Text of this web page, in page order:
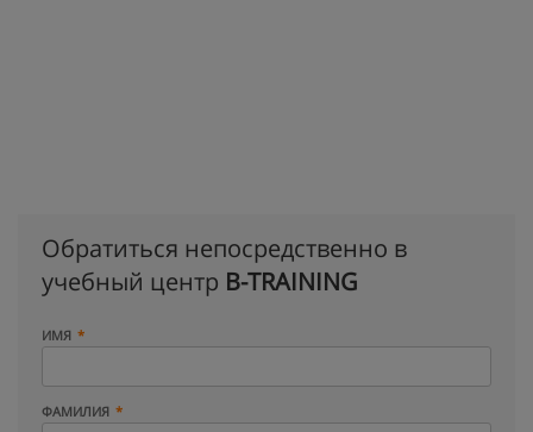
Обратиться непосредственно в
учебный центр B-TRAINING
ИМЯ
ФАМИЛИЯ